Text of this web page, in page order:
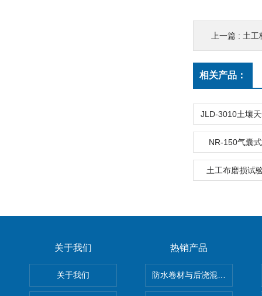
上一篇 : 土工
相关产品：
NR-150气囊
土工布磨损试
关于我们
关于我们
热销产品
防水卷材与后浇混凝土剥离强